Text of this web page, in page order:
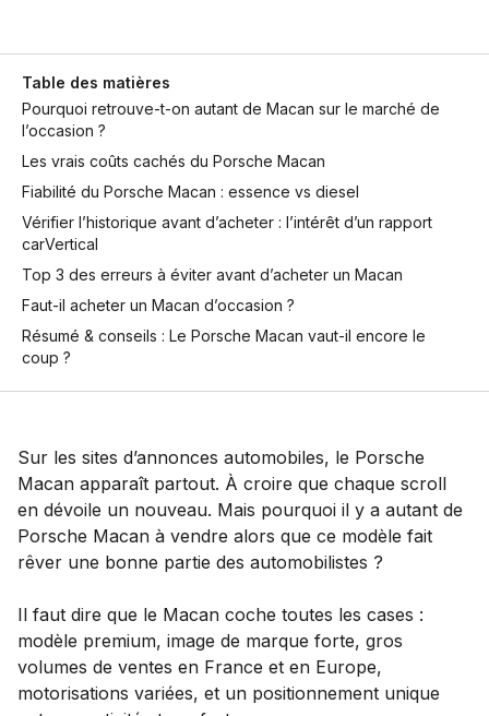
Table des matières
Pourquoi retrouve-t-on autant de Macan sur le marché de
l’occasion ?
Les vrais coûts cachés du Porsche Macan
Fiabilité du Porsche Macan : essence vs diesel
Vérifier l’historique avant d’acheter : l’intérêt d’un rapport
carVertical
Top 3 des erreurs à éviter avant d’acheter un Macan
Faut-il acheter un Macan d’occasion ?
Résumé & conseils : Le Porsche Macan vaut-il encore le
coup ?
Sur les sites d’annonces automobiles, le Porsche
Macan apparaît partout. À croire que chaque scroll
en dévoile un nouveau. Mais pourquoi il y a autant de
Porsche Macan à vendre alors que ce modèle fait
rêver une bonne partie des automobilistes ?
Il faut dire que le Macan coche toutes les cases :
modèle premium, image de marque forte, gros
volumes de ventes en France et en Europe,
motorisations variées, et un positionnement unique